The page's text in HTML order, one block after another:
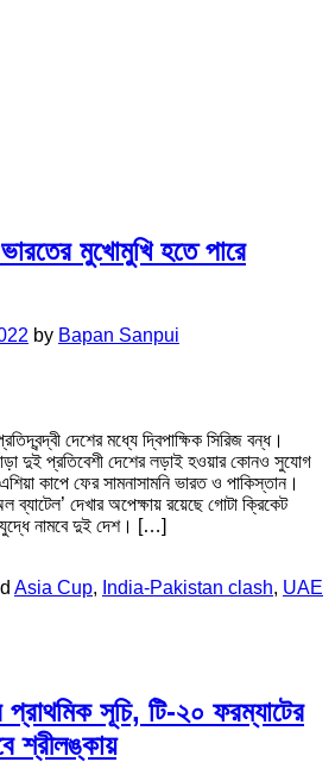
মুখোমুখি হতে পারে
by Bapan Sanpui
দেশের মধ্যে দ্বিপাক্ষিক সিরিজ বন্ধ।
দুই প্রতিবেশী দেশের লড়াই হওয়ার কোনও সুযোগ
কাপে ফের সামনাসামনি ভারত ও পাকিস্তান।
দেখার অপেক্ষায় রয়েছে গোটা ক্রিকেট
যুদ্ধে নামবে দুই দেশ। […]
Asia Cup, India-Pakistan clash, UAE
প্রাথমিক সূচি, টি-২০ ফরম্যাটের
শ্রীলঙ্কায়